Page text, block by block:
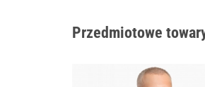
Przedmiotowe